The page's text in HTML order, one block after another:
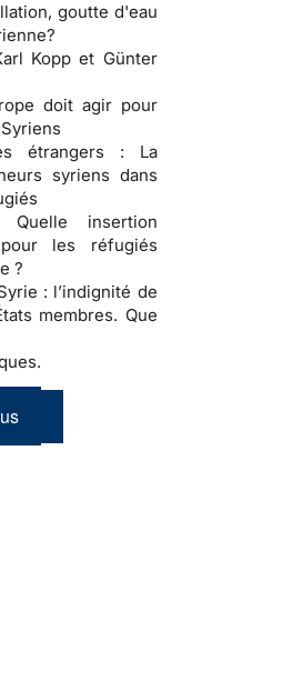
goutte d'eau
Kopp et Günter
doit agir pour
étrangers : La
syriens dans
Quelle insertion
les réfugiés
?
: l’indignité de
membres. Que